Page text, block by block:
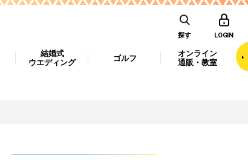
探す LOGIN
結婚式
ウエディング
ゴルフ
オンライン
通販・教室